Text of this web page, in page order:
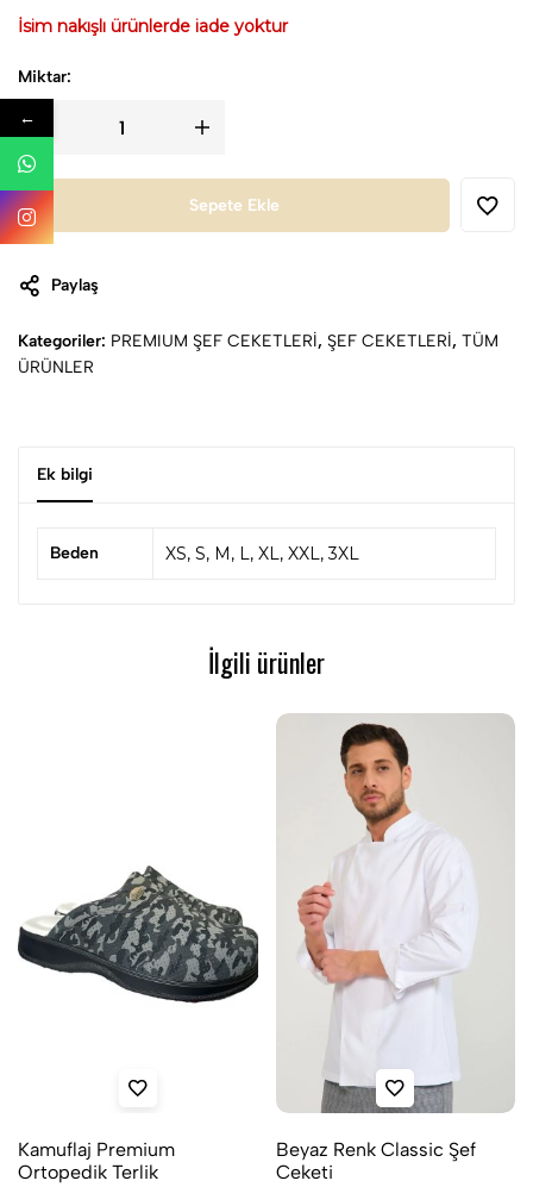
İsim nakışlı ürünlerde iade yoktur
Miktar:
Sepete Ekle
Paylaş
Kategoriler: PREMIUM ŞEF CEKETLERİ, ŞEF CEKETLERİ, TÜM
ÜRÜNLER
Ek bilgi
Beden XS, S, M, L, XL, XXL, 3XL
İlgili ürünler
Kamuflaj Premium
Ortopedik Terlik
Beyaz Renk Classic Şef
Ceketi
←